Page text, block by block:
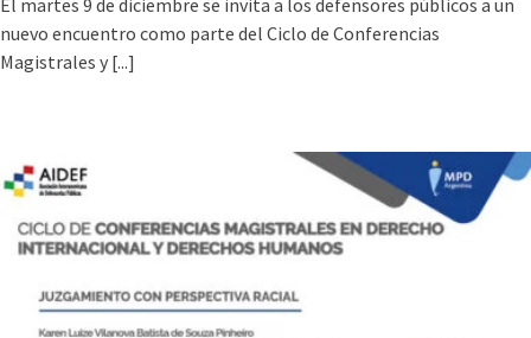
El martes 9 de diciembre se invita a los defensores públicos a un
nuevo encuentro como parte del Ciclo de Conferencias
Magistrales y [...]